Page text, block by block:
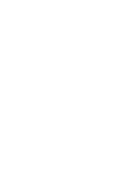
Search
Search
Lined-
Stel je